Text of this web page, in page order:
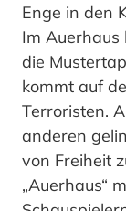
Enge in den
Im
die
kommt auf
Terroristen.
anderen
von Freiheit
„Auerhaus“